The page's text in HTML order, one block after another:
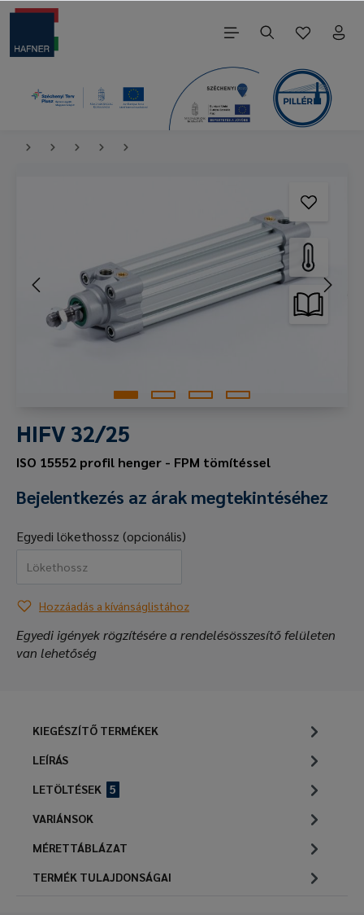
HIFV 32/25
ISO 15552 profil henger - FPM tömítéssel
Bejelentkezés az árak megtekintéséhez
Egyedi lökethossz (opcionális)
Hozzáadás a kívánságlistához
Egyedi igények rögzítésére a rendelésösszesítő felületen
van lehetőség
KIEGÉSZÍTŐ TERMÉKEK
LEÍRÁS
LETÖLTÉSEK
5
VARIÁNSOK
MÉRETTÁBLÁZAT
TERMÉK TULAJDONSÁGAI